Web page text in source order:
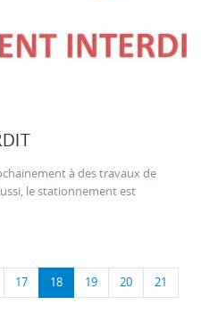
à des travaux de
le stationnement est
17 18 19 20 21